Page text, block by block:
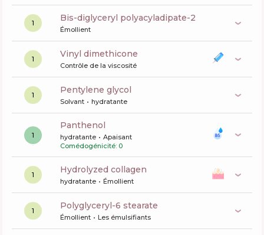
1 bis-diglyceryl polyacyladipate-2
Émollient
1 vinyl dimethicone
Contrôle de la viscosité
1 pentylene glycol
Solvant hydratante
1
panthenol
hydratante
Apaisant
Comédogénicité: 0
1 hydrolyzed collagen
hydratante Émollient
1 polyglyceryl-6 stearate
Émollient Les émulsifiants